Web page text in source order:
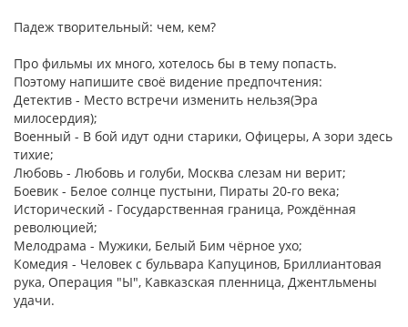
Падеж творительный: чем, кем?
Про фильмы их много, хотелось бы в тему попасть.
Поэтому напишите своё видение предпочтения:
Детектив - Место встречи изменить нельзя(Эра
милосердия);
Военный - В бой идут одни старики, Офицеры, А зори здесь
тихие;
Любовь - Любовь и голуби, Москва слезам ни верит;
Боевик - Белое солнце пустыни, Пираты 20-го века;
Исторический - Государственная граница, Рождённая
революцией;
Мелодрама - Мужики, Белый Бим чёрное ухо;
Комедия - Человек с бульвара Капуцинов, Бриллиантовая
рука, Операция "Ы", Кавказская пленница, Джентльмены
удачи.